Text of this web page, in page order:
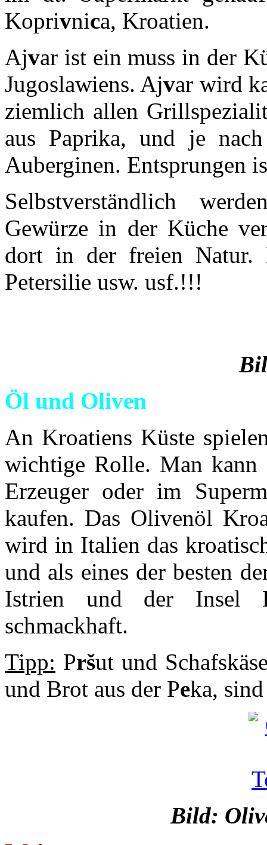
Koprivnica, Kroatien.
Ajvar ist ein muss in der
Jugoslawiens. Ajvar wird
ziemlich allen
aus Paprika, und je
Auberginen. Entsprungen
Selbstverständlich
Gewürze in der Küche
dort in der freien Natur.
Petersilie usw. usf.!!!
Öl und Oliven
An Kroatiens Küste
wichtige Rolle. Man
Erzeuger oder im
kaufen. Das Olivenöl
wird in Italien das
und als eines der besten
Istrien und der Insel
schmackhaft.
Tipp: Pršut und
und Brot aus der Peka,
Bild: